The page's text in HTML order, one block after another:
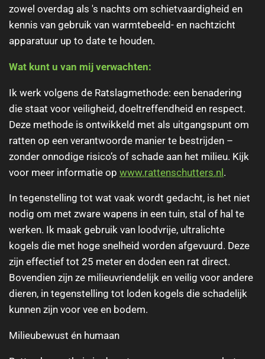
zowel overdag als 's nachts om schietvaardigheid en
kennis van gebruik van warmtebeeld- en nachtzicht
apparatuur up to date te houden.
Wat kunt u van mij verwachten:
Ik werk volgens de Ratslagmethode: een benadering
die staat voor veiligheid, doeltreffendheid en respect.
Deze methode is ontwikkeld met als uitgangspunt om
ratten op een verantwoorde manier te bestrijden –
zonder onnodige risico’s of schade aan het milieu. Kijk
voor meer informatie op www.rattenschutters.nl .
In tegenstelling tot wat vaak wordt gedacht, is het niet
nodig om met zware wapens in een tuin, stal of hal te
werken. Ik maak gebruik van loodvrije, ultralichte
kogels die met hoge snelheid worden afgevuurd. Deze
zijn effectief tot 25 meter en doden een rat direct.
Bovendien zijn ze milieuvriendelijk en veilig voor andere
dieren, in tegenstelling tot loden kogels die schadelijk
kunnen zijn voor vee en bodem.
Milieubewust én humaan